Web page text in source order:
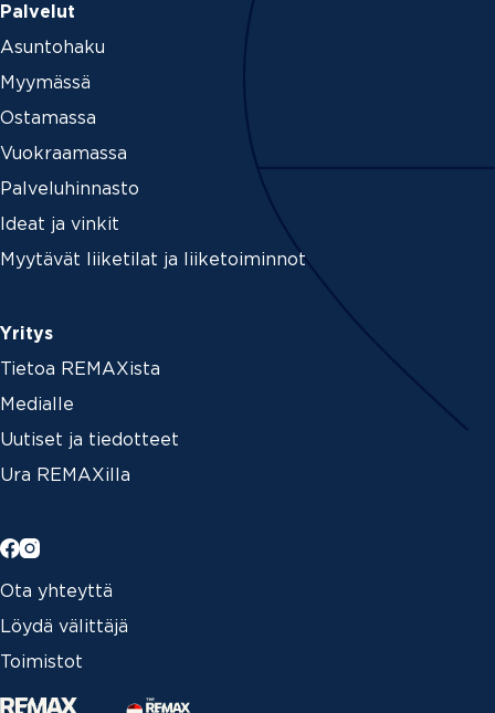
Palvelut
Asuntohaku
Myymässä
Ostamassa
Vuokraamassa
Palveluhinnasto
Ideat ja vinkit
Myytävät liiketilat ja liiketoiminnot
Yritys
Tietoa REMAXista
Medialle
Uutiset ja tiedotteet
Ura REMAXilla
Ota yhteyttä
Löydä välittäjä
Toimistot